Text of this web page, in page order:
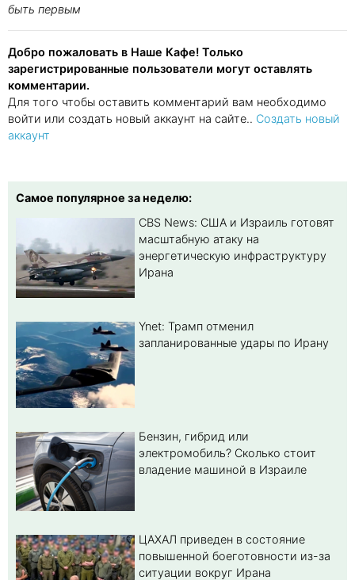
быть первым
Добро пожаловать в Наше Кафе! Только
зарегистрированные пользователи могут оставлять
комментарии.
Для того чтобы оставить комментарий вам необходимо
войти или создать новый аккаунт на сайте.. Создать новый
аккаунт
Самое популярное за неделю:
CBS News: США и Израиль готовят
масштабную атаку на
энергетическую инфраструктуру
Ирана
Ynet: Трамп отменил
запланированные удары по Ирану
Бензин, гибрид или
электромобиль? Cколько стоит
владение машиной в Израиле
ЦАХАЛ приведен в состояние
повышенной боеготовности из-за
ситуации вокруг Ирана